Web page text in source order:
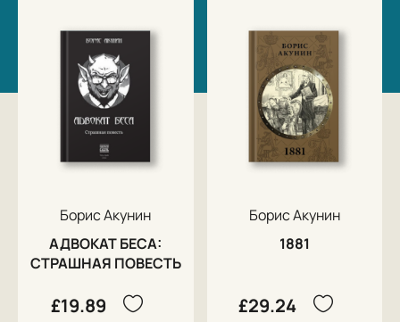
«Новый детектив» («Приключения Эраста Фандорина»), публикуемых
издательством «Захаров», Акунин создал серии «Провинциальный
детектив» («Приключения сестры Пелагии»), «Приключения
магистра», «Жанры» и был составителем сборника наиболее мрачных
произведений современных западных беллетристов «Лекарство от
29 апреля 2009 года Борис Акунин стал кавалером ордена
Восходящего Солнца четвертой степени. Награждение должно
состояться 20 мая в японском посольстве в Москве.Григорий
Борис Акунин
АДВОКАТ БЕСА:
СТРАШНАЯ ПОВЕСТЬ
£19.89
Борис Акунин
1881
£29.24